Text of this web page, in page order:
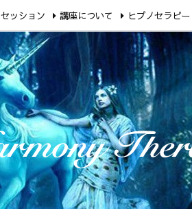
セッション 講座について ヒプノセラピー